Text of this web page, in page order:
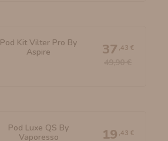
Pod Kit Vilter Pro By
Aspire
37 ,43 €
Pod Luxe QS By
Vaporesso
19 ,43 €